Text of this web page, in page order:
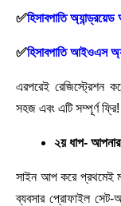
✅হিসাবপাতি
✅হিসাবপাতি আইওএস
এরপরেই রেজিস্ট্রেশন
সহজ এবং এটি সম্পূর্ণ ফ্রি!
২য় ধাপ-
সাইন আপ করে প্রথমেই
ব্যবসার প্রোফাইল